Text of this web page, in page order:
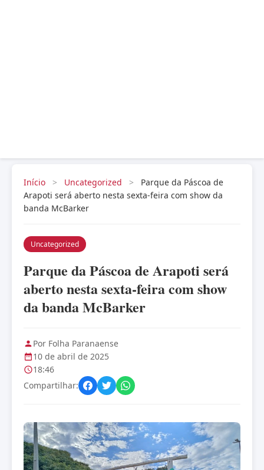
Início > Uncategorized >
Parque da Páscoa de
Arapoti será aberto nesta sexta-feira com show da
banda McBarker
Uncategorized
Parque da Páscoa de Arapoti será
aberto nesta sexta-feira com show
da banda McBarker
Por Folha Paranaense
10 de abril de 2025
18:46
Compartilhar: